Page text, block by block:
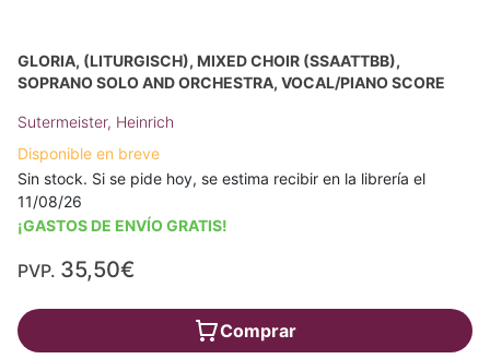
GLORIA, (LITURGISCH), MIXED CHOIR (SSAATTBB),
SOPRANO SOLO AND ORCHESTRA, VOCAL/PIANO SCORE
Sutermeister, Heinrich
Disponible en breve
Sin stock. Si se pide hoy, se estima recibir en la librería el
11/08/26
¡GASTOS DE ENVÍO GRATIS!
PVP. 35,50€
Comprar